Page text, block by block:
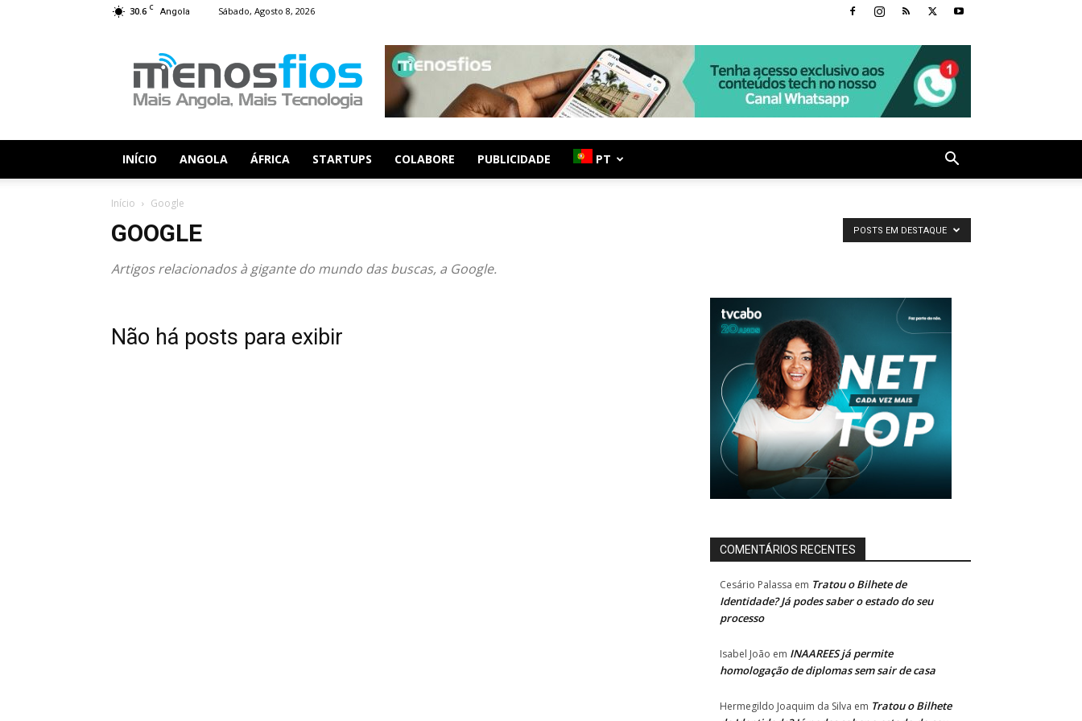
30.6 C Angola Sábado, Agosto 8, 2026
Fios
INÍCIO ANGOLA ÁFRICA STARTUPS COLABORE PUBLICIDADE PT
Início Google
GOOGLE
Artigos relacionados à gigante do mundo das buscas, a Google.
POSTS EM DESTAQUE
Não há posts para exibir
COMENTÁRIOS RECENTES
Cesário Palassa em Tratou o Bilhete de
Identidade? Já podes saber o estado do seu
processo
Isabel João em INAAREES já permite
homologação de diplomas sem sair de casa
Hermegildo Joaquim da Silva em Tratou o Bilhete